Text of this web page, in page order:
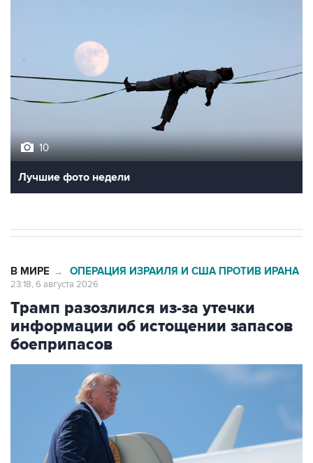
10
Лучшие фото недели
В МИРЕ → ОПЕРАЦИЯ ИЗРАИЛЯ И США ПРОТИВ ИРАНА
23:18, 6 августа 2026
Трамп разозлился из-за утечки
информации об истощении запасов
боеприпасов